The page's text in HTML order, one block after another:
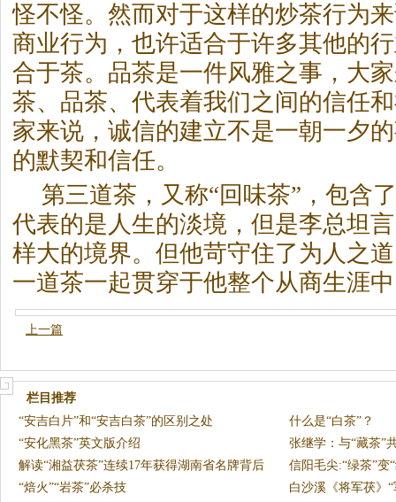
怪不怪。然而对于这样的炒茶行为
商业行为，也许适合于许多其他的
合于茶。品茶是一件风雅之事，大
茶、品茶、代表着我们之间的信任
家来说，诚信的建立不是一朝一夕
的默契和信任。
第三道茶 ，又称“回味茶”，包含
代表的是人生的淡境，但是李总坦
样大的境界。但他苛守住了为人之
一道茶一起贯穿于他整个从商生涯
上一篇
栏目推荐
“安吉白片”和“安吉白茶”的区别之处
什么是“白茶”？
“安化黑茶”英文版介绍
张继学：与“藏茶”
解读“湘益茯茶”连续17年获得湖南省名牌背后
的
信阳毛尖:“绿茶”变
“焙火”“岩茶”必杀技
白沙溪《将军茯》